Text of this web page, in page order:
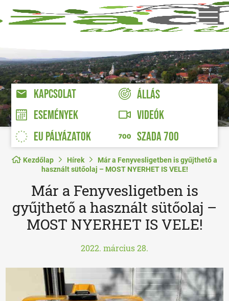
KAPCSOLAT
ÁLLÁS
ESEMÉNYEK
VIDEÓK
EU PÁLYÁZATOK
SZADA 700
Kezdőlap Hírek
Már a Fenyvesligetben is gyűjthető a
használt sütőolaj – MOST NYERHET IS VELE!
Már a Fenyvesligetben is
gyűjthető a használt sütőolaj –
MOST NYERHET IS VELE!
2022. március 28.